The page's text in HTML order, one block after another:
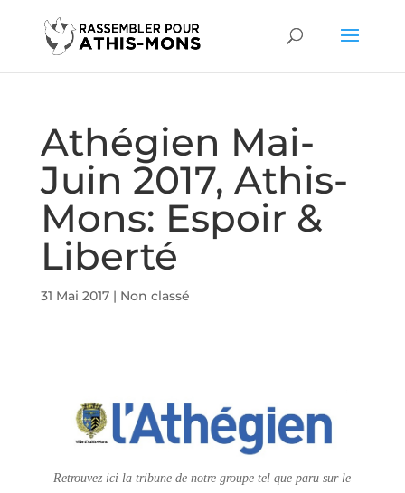
Athégien Mai-
Juin 2017, Athis-
Mons: Espoir &
Liberté
31 Mai 2017| Non classé
Retrouvez ici la tribune de notre groupe tel que paru sur le